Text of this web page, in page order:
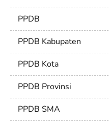
PPDB
PPDB Kabupaten
PPDB Kota
PPDB Provinsi
PPDB SMA